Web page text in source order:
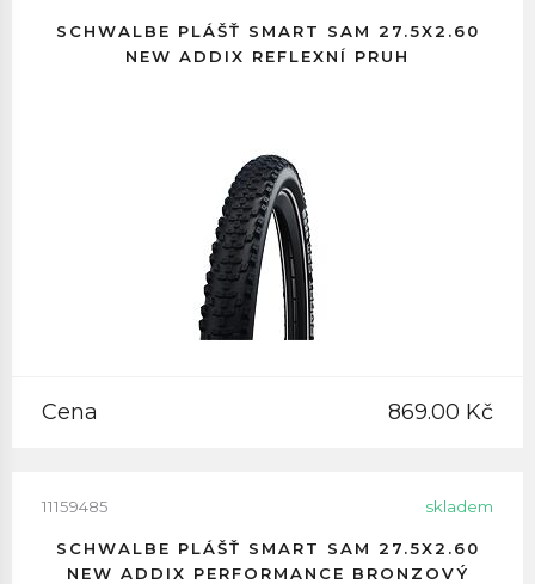
SCHWALBE PLÁŠŤ SMART SAM 27.5X2.60
NEW ADDIX REFLEXNÍ PRUH
Cena 869.00 Kč
11159485 skladem
SCHWALBE PLÁŠŤ SMART SAM 27.5X2.60
NEW ADDIX PERFORMANCE BRONZOVÝ